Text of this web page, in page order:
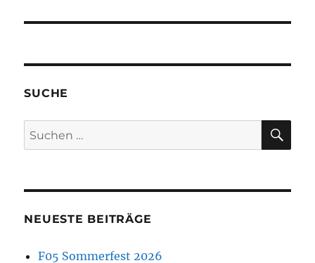
SUCHE
Suchen
nach:
NEUESTE BEITRÄGE
F05 Sommerfest 2026